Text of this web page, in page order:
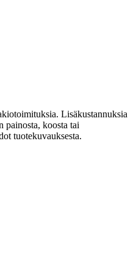
Lisäkustannuksia
painosta, koosta tai
tuotekuvauksesta.